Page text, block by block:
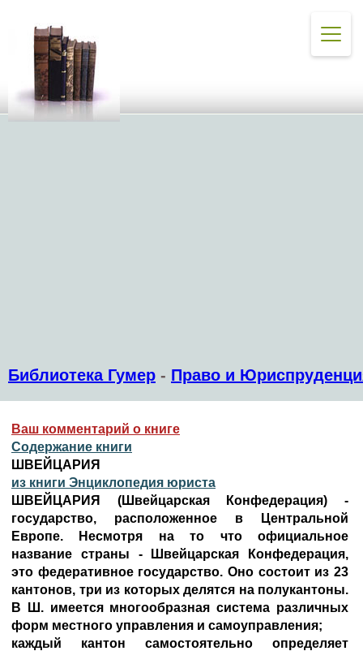
Библиотека Гумер - Право и
Ваш комментарий о книге
Содержание книги
ШВЕЙЦАРИЯ
из книги Энциклопедия юриста
ШВЕЙЦАРИЯ (Швейцарская Конфедерация) -
государство, расположенное в Центральной
Европе. Несмотря на то что официальное
название страны - Швейцарская Конфедерация,
это федеративное государство. Оно состоит из 23
кантонов, три из которых делятся на полукантоны.
В Ш. имеется многообразная система различных
форм местного управления и самоуправления;
каждый кантон самостоятельно определяет